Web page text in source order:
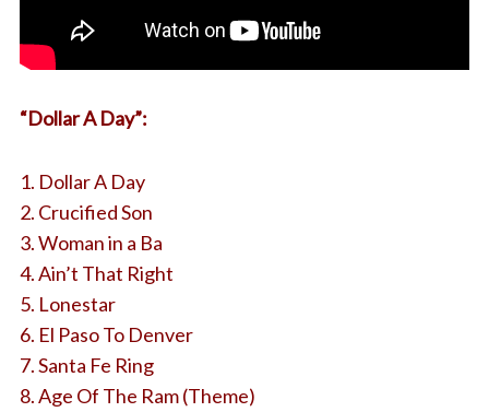
“Dollar A Day”:
1. Dollar A Day
2. Crucified Son
3. Woman in a Ba
4. Ain’t That Right
5. Lonestar
6. El Paso To Denver
7. Santa Fe Ring
8. Age Of The Ram (Theme)